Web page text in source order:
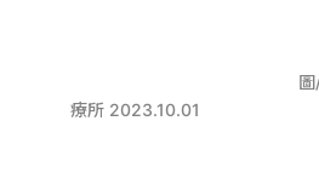
圖
療所 2023.10.01